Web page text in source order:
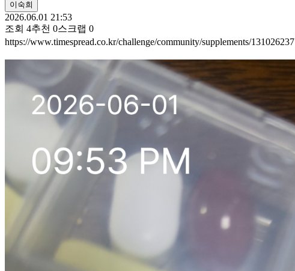
이숙희
2026.06.01 21:53
조회 4추천 0스크랩 0
https://www.timespread.co.kr/challenge/community/supplements/131026237